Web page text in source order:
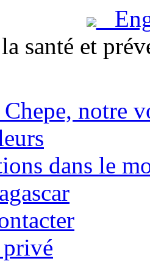
santé et
notre
dans le
privé